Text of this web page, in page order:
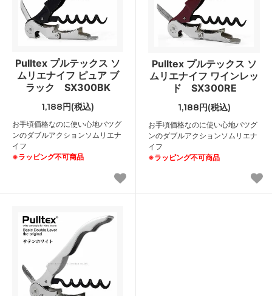
Pulltex プルテックス ソ
ムリエナイフ ピュア ブ
ラック SX300BK
1,188円(税込)
お手頃価格なのに使い心地バツグ
ンのダブルアクションソムリエナ
イフ
※ラッピング不可商品
Pulltex プルテックス ソ
ムリエナイフ ワインレッ
ド SX300RE
1,188円(税込)
お手頃価格なのに使い心地バツグ
ンのダブルアクションソムリエナ
イフ
※ラッピング不可商品